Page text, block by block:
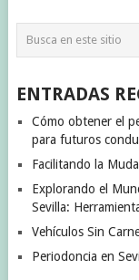
ENTRADAS
Cómo obtener el
para futuros
Facilitando la
Explorando el
Sevilla:
Vehículos Sin
Periodoncia en